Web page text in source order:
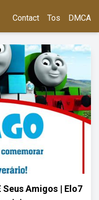
Contact Tos DMCA
Amigos | Elo7